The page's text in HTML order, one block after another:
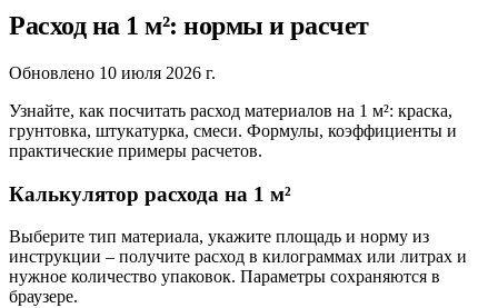
Расход на 1 м²: нормы и расчет
Обновлено 10 июля 2026 г.
Узнайте, как посчитать расход материалов на 1 м²: краска,
грунтовка, штукатурка, смеси. Формулы, коэффициенты и
практические примеры расчетов.
Калькулятор расхода на 1 м²
Выберите тип материала, укажите площадь и норму из
инструкции – получите расход в килограммах или литрах и
нужное количество упаковок. Параметры сохраняются в
браузере.